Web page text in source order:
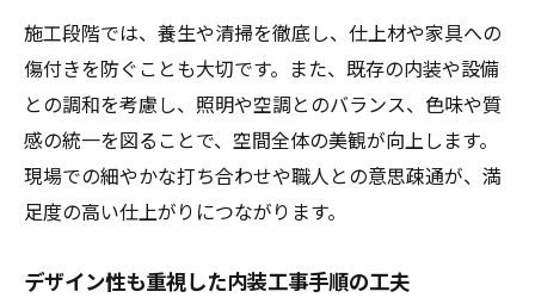
施工段階では、養生や清掃を徹底し、仕上材や家具への
傷付きを防ぐことも大切です。また、既存の内装や設備
との調和を考慮し、照明や空調とのバランス、色味や質
感の統一を図ることで、空間全体の美観が向上します。
現場での細やかな打ち合わせや職人との意思疎通が、満
足度の高い仕上がりにつながります。
デザイン性も重視した内装工事手順の工夫